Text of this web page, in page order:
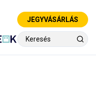
JEGYVÁSÁRLÁS